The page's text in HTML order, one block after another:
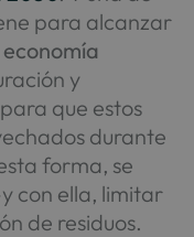
para alcanzar
y
que estos
durante
forma, se
con ella, limitar
de residuos.